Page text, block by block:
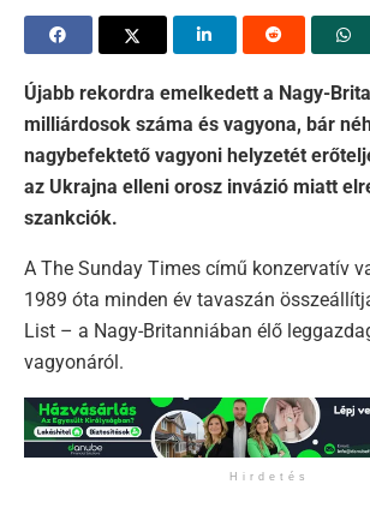
Újabb rekordra emelkedett a Nagy-
milliárdosok száma és vagyona, bár
nagybefektető vagyoni helyzetét
az Ukrajna elleni orosz invázió miatt
szankciók.
A The Sunday Times című konzervatív
1989 óta minden év tavaszán
List – a Nagy-Britanniában élő
vagyonáról.
Hirdetés